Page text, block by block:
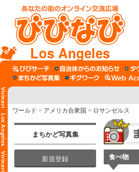
Los Angeles
ワールド > アメリカ合衆国 > ロサンゼルス
まちかど写真集
新規登録 食べ物